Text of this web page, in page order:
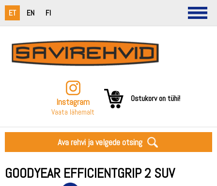
ET EN FI
Instagram
Vaata lähemalt
Ostukorv on tühi!
Ava rehvi ja velgede otsing
GOODYEAR EFFICIENTGRIP 2 SUV